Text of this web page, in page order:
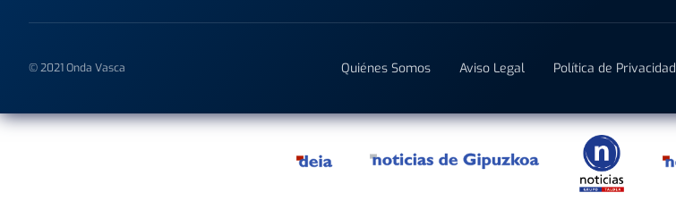
Quiénes Somos Aviso Legal Política de Privacidad
© 2021 Onda Vasca